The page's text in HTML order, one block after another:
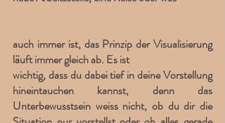
auch immer ist, das Prinzip der Visualisierung
läuft immer gleich ab. Es ist
wichtig, dass du dabei tief in deine Vorstellung
hineintauchen kannst, denn das
Unterbewusstsein weiss nicht, ob du dir die